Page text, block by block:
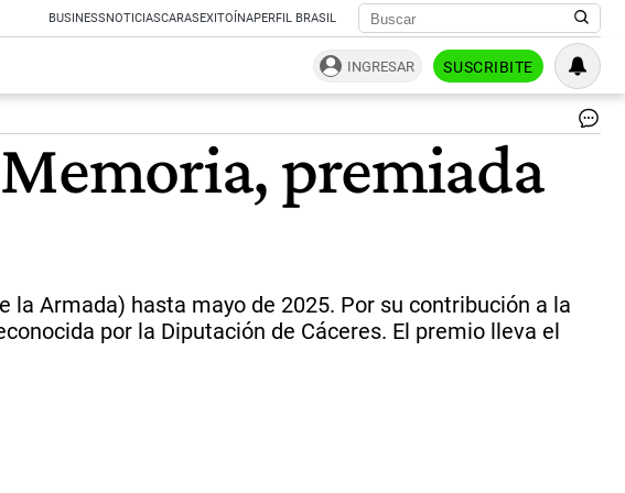
BUSINESSNOTICIASCARASEXITOÍNAPERFIL BRASIL
INGRESAR SUSCRIBITE
premiada
Armada) hasta mayo de 2025. Por su contribución a la
por la Diputación de Cáceres. El premio lleva el